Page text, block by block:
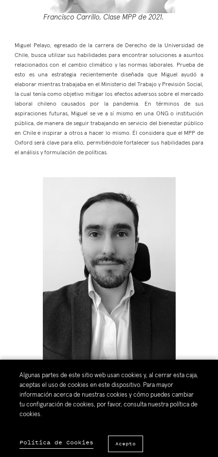
Francisco Carrillo, Clase MPP de 2021.
Miguel Pelayo, egresado de la carrera de Derecho de la Universidad de
Chile, busca utilizar sus habilidades para encontrar soluciones a asuntos
relacionados con el cambio climático y las normas laborales. Prueba de
esto es una estrategia recientemente diseñada que Miguel ayudó a
elaborar mientras trabajaba en el Ministerio del Trabajo y Previsión Social,
la cual tenía como objetivo mitigar los efectos adversos sobre el mercado
laboral chileno causados por la pandemia. En términos de sus
aspiraciones futuras, Miguel se ve a sí mismo en una ONG o institución
pública, de manera de seguir trabajando en servicio del bienestar público
en Chile e inspirar a otros a hacer lo mismo. Él considera que el MPP de
Oxford será clave para ello, permitiéndole fortalecer sus habilidades para
el análisis y formulación de políticas.
Desde el comienzo de la colaboración entre la Fundación Luksic Scholars
y la Escuela de Gobierno Blavatnik de Oxford,11Luksic Scholarshan
ingresado el campus de Oxford para recibir su Maestría en Políticas
* representando una oportunidad para
los chilenos que desean cursar un Maestría en Políticas Públicas (MPP) en
Algunas partes de este sitio web usan cookies y, al cerrar esta caja,
aceptas el uso de cookies en este dispositivo. Para mayor
información acerca de nuestras cookies y cómo puedes cambiar
tu configuración de cookies, por favor, consulta nuestra política de
cookies.
Política de Cookies Acepto